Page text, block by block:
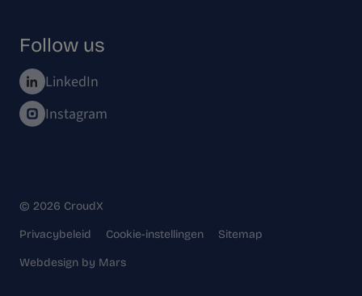
Follow us
LinkedIn
Instagram
© 2026 CroudX
Privacybeleid Cookie-instellingen Sitemap
Webdesign by Mars